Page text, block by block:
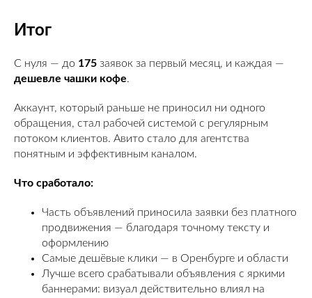
Итог
С нуля — до 175 заявок за первый месяц, и каждая —
дешевле чашки кофе.
Аккаунт, который раньше не приносил ни одного
обращения, стал рабочей системой с регулярным
потоком клиентов. Авито стало для агентства
понятным и эффективным каналом.
Что сработало:
Часть объявлений приносила заявки без платного
продвижения — благодаря точному тексту и
оформлению
Самые дешёвые клики — в Оренбурге и области
Лучше всего срабатывали объявления с яркими
баннерами: визуал действительно влиял на